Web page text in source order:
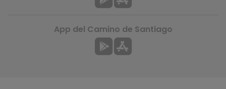
App del Camino de Santiago